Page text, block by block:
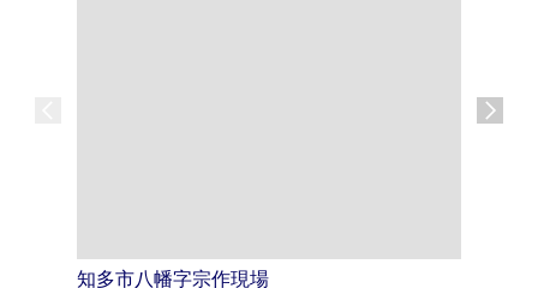
知多市八幡字宗作現場